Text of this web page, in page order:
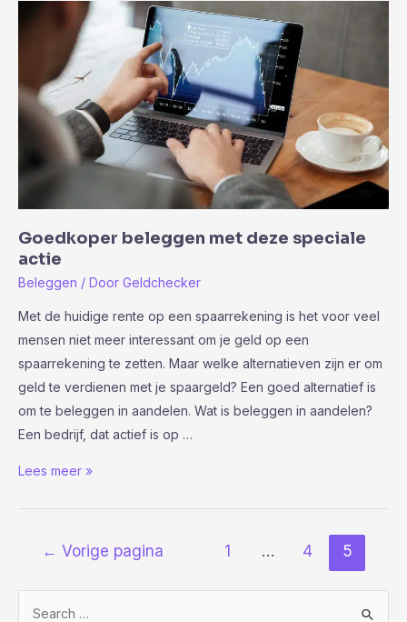
ANWB
lidmaatschap
Goedkoper beleggen met deze speciale
actie
Beleggen / Door Geldchecker
Met de huidige rente op een spaarrekening is het voor veel
mensen niet meer interessant om je geld op een
spaarrekening te zetten. Maar welke alternatieven zijn er om
geld te verdienen met je spaargeld? Een goed alternatief is
om te beleggen in aandelen. Wat is beleggen in aandelen?
Een bedrijf, dat actief is op …
Goedkoper
actie
Lees meer »
Berichten
← Vorige pagina 1 … 4 5